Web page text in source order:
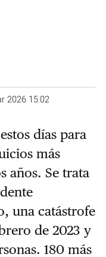
2026 15:02
días para
más
años. Se trata
una catástrofe
de 2023 y
180 más